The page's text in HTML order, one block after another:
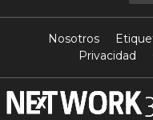
Nosotros
Privacidad